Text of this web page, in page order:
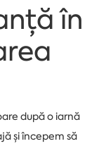
în
după o iarnă
și începem să